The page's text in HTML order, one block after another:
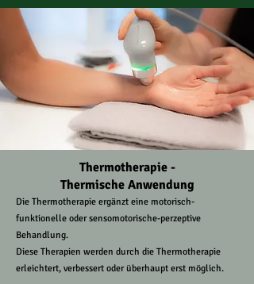
Thermotherapie -
Thermische Anwendung
Die Thermotherapie ergänzt eine motorisch-
funktionelle oder sensomotorische-perzeptive
Behandlung.
Diese Therapien werden durch die Thermotherapie
erleichtert, verbessert oder überhaupt erst möglich.